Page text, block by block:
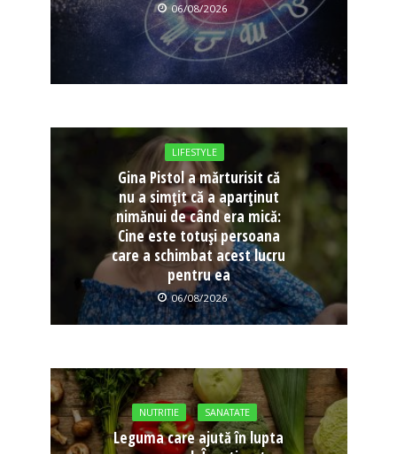
06/08/2026
LIFESTYLE
Gina Pistol a mărturisit că
nu a simțit că a aparținut
nimănui de când era mică:
Cine este totuși persoana
care a schimbat acest lucru
pentru ea
06/08/2026
NUTRITIE SANATATE
Leguma care ajută în lupta